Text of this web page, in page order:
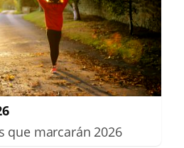
que marcarán 2026